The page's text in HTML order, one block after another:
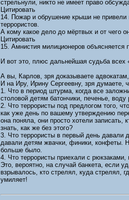
стрельнули, никто не имеет право
Цитировать
14. Пожар и обрушение крыши не привели
террористов.
А кому какое дело до мёртвых и от чего
Цитировать
15. Амнистия милиционеров
И вот это, плюс дальнейшая судьба всех
А вы, Карлов, зря доказываете
И на Иру, Ирину Сергеевну, зря думаете,
1. Что в период штурма, когда все
столовой детям батончики, печенье,
2. Что террористы под предлогом того,
как уже день по вашему утверждению
она поняла, они просто хотели записать,
знать, как же без этого?
3. Что террористы в первый день
давали детям жвачки, финики, конфеты.
больше было.
4. Что террористы приехали с
Это, вероятно, на случай банкета, если
взрывалось, кто стрелял, куда стрелял,
умиляет!